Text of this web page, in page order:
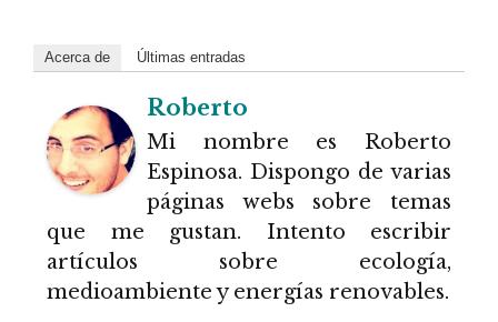
Acerca de Últimas entradas
Roberto
Mi nombre es Roberto
Espinosa. Dispongo de varias
páginas webs sobre temas
que me gustan. Intento escribir
artículos sobre ecología,
medioambiente y energías renovables.